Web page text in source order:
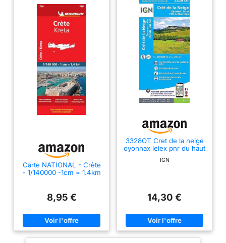
Carte NATIONAL - Crète
- 1/140000 -1cm = 1.4km
8,95 €
3328OT Cret de la neige
oyonnax lelex pnr du haut
IGN
14,30 €